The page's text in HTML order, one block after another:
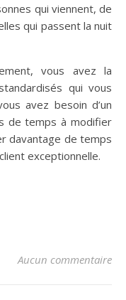
qui viennent, de
qui passent la nuit
vous avez la
qui vous
avez besoin d’un
de temps à modifier
davantage de temps
exceptionnelle.
Aucun commentaire